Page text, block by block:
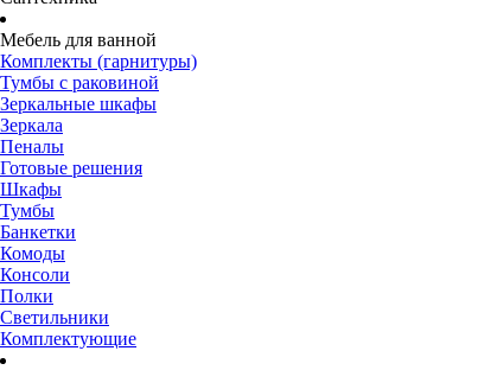
Мебель для ванной
Комплекты (гарнитуры)
Тумбы с раковиной
Зеркальные шкафы
Зеркала
Пеналы
Готовые решения
Шкафы
Тумбы
Банкетки
Комоды
Консоли
Полки
Светильники
Комплектующие